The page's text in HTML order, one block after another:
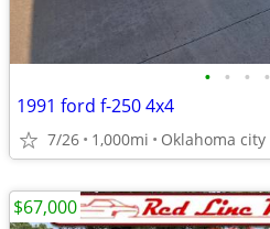
• • • •
1991 ford f-250 4x4
7/26 1,000mi Oklahoma city
$67,000